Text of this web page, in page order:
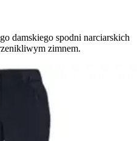
damskiego spodni narciarskich
zimnem.